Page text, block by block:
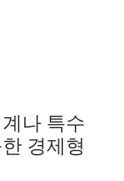
나 특수
경제형